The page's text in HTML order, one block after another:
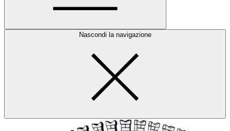
Nascondi la navigazione